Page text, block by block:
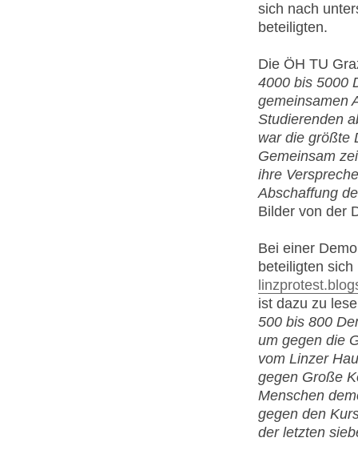
sich nach
beteiligten.
Die ÖH TU
4000 bis 5000
gemeinsamen
Studierenden
war die größte
Gemeinsam
ihre
Abschaffung
Bilder von der
Bei einer
beteiligten
ist dazu zu
500 bis 800
um gegen die
vom Linzer
gegen Große
Menschen
gegen den
der letzten